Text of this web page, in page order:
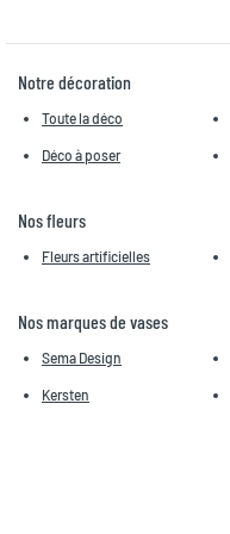
Notre décoration
Toute la déco
Déco à poser
Nos fleurs
Fleurs artificielles
Nos marques de vases
Sema Design
Kersten